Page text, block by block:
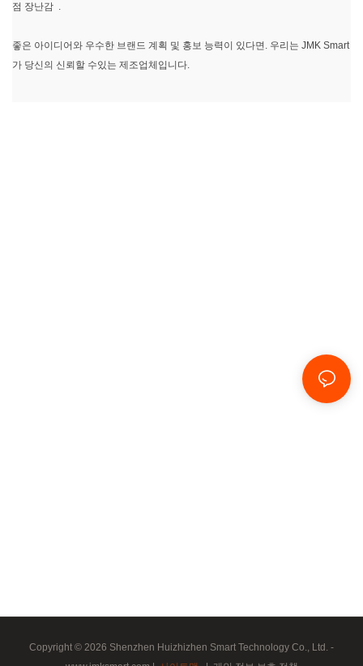
점 장난감 .
좋은 아이디어와 우수한 브랜드 계획 및 홍보 능력이 있다면. 우리는 JMK Smart
가 당신의 신뢰할 수있는 제조업체입니다.
Copyright © 2026 Shenzhen Huizhizhen Smart Technology Co., Ltd. -